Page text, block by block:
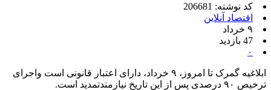
کد نوشته: 206681
اقتصاد آنلاین
۹ خرداد
47 بازدید
۰
ابلاغیه گمرک تا امروز، ۹ خرداد، دارای اعتبار قانونی است واجرای
ترخیص ۹۰ درصدی پس از این تاریخ نیازمندتمدید است.